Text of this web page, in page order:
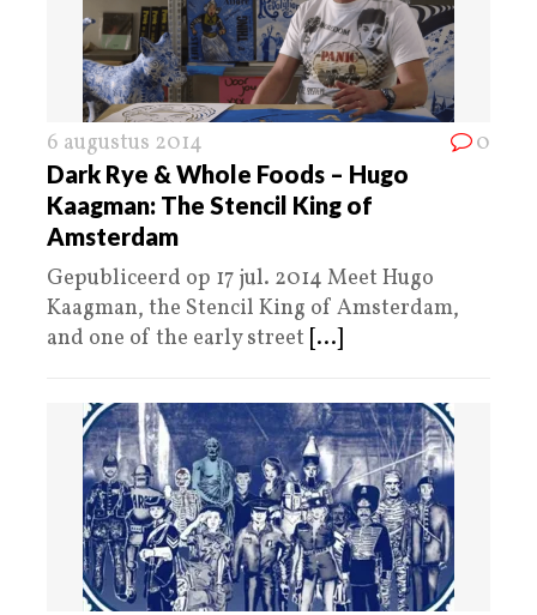
6 augustus 2014 0
Dark Rye & Whole Foods – Hugo
Kaagman: The Stencil King of
Amsterdam
Gepubliceerd op 17 jul. 2014 Meet Hugo
Kaagman, the Stencil King of Amsterdam,
and one of the early street [...]